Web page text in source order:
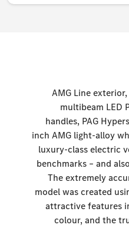
AMG Line
multibeam LED
handles, PAG
inch AMG light-alloy
luxury-class electric
benchmarks – and
The extremely
model was created
attractive features
colour, and the